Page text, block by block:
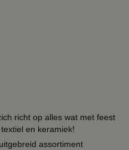
richt op alles wat met feest
en keramiek!
assortiment